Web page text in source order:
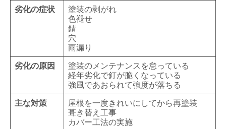
劣化の症状
塗装の剥がれ
色褪せ
錆
穴
雨漏り
劣化の原因
塗装のメンテナンスを怠っている
経年劣化で釘が脆くなっている
強風であおられて強度が落ちる
主な対策
屋根を一度きれいにしてから再塗装
葺き替え工事
カバー工法の実施